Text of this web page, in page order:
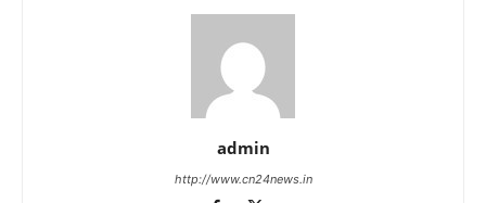
admin
http://www.cn24news.in